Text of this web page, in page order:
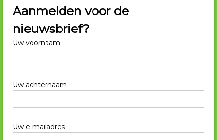
Aanmelden voor de
nieuwsbrief?
Uw voornaam
Uw achternaam
Uw e-mailadres